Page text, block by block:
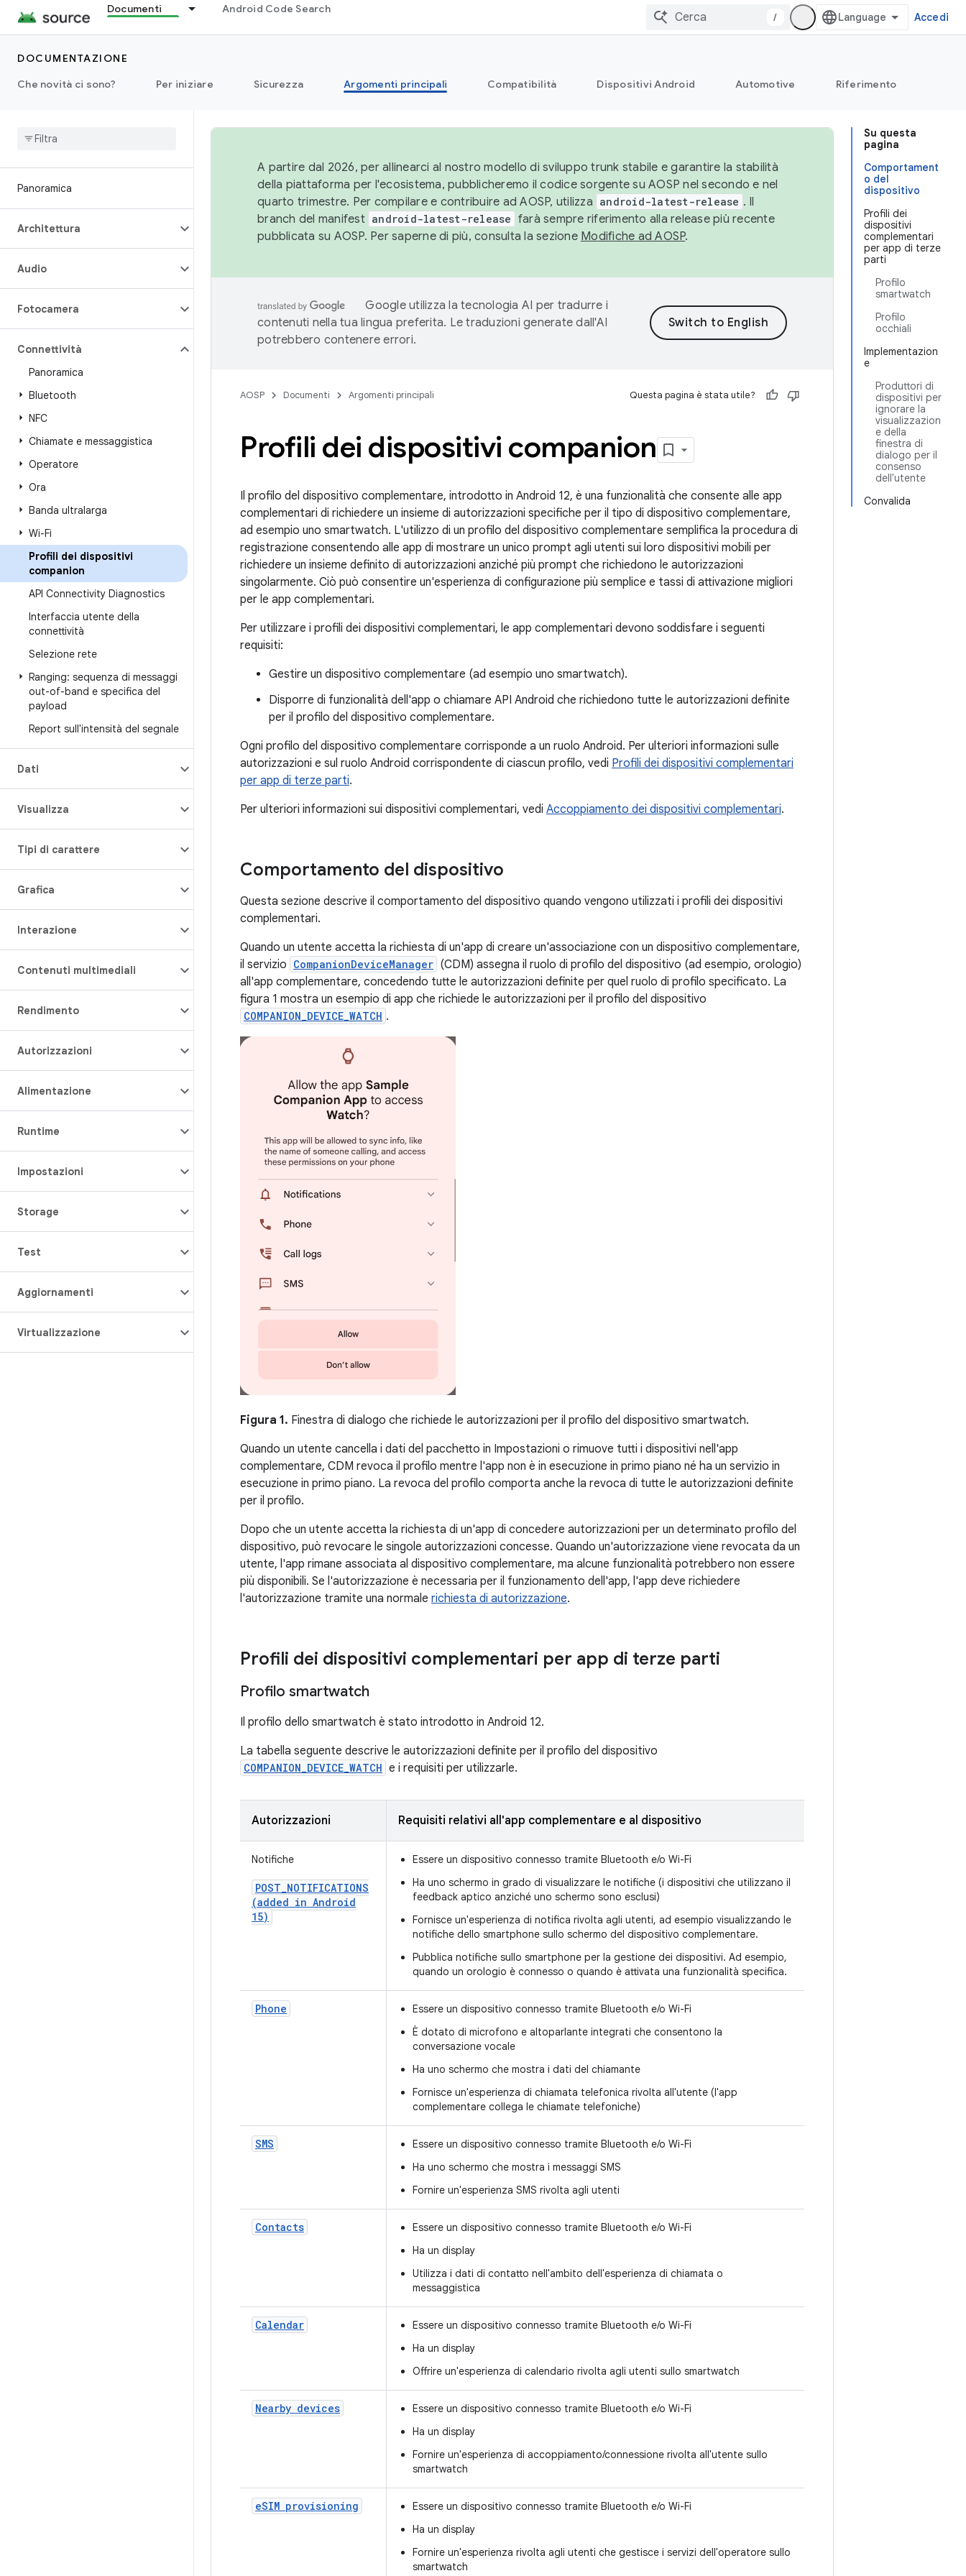
Documenti Android Code Search
/ Accedi
DOCUMENTAZIONE
Che novità ci sono?
Per iniziare Sicurezza Argomenti principali Compatibilità Dispositivi Android Automotive Riferimento
Panoramica
Architettura
Audio
Fotocamera
Connettività
Panoramica
Bluetooth
NFC
Chiamate e messaggistica
Operatore
Ora
Banda ultralarga
Wi-Fi
Profili dei dispositivi
companion
API Connectivity Diagnostics
Interfaccia utente della
connettività
Selezione rete
Ranging: sequenza di messaggi
out-of-band e specifica del
payload
Report sull'intensità del segnale
Dati
Visualizza
Tipi di carattere
Grafica
Interazione
Contenuti multimediali
Rendimento
Autorizzazioni
Alimentazione
Runtime
Impostazioni
Storage
Test
Aggiornamenti
Virtualizzazione
Su questa
pagina
Comportament
o del
dispositivo
Profili dei
dispositivi
complementari
per app di terze
parti
Profilo
smartwatch
Profilo
occhiali
Implementazion
e
Produttori di
dispositivi per
ignorare la
visualizzazion
e della
finestra di
dialogo per il
consenso
dell'utente
Convalida
A partire dal 2026, per allinearci al nostro modello di sviluppo trunk stabile e garantire la stabilità
della piattaforma per l'ecosistema, pubblicheremo il codice sorgente su AOSP nel secondo e nel
quarto trimestre. Per compilare e contribuire ad AOSP, utilizza android-latest-release . Il
branch del manifest android-latest-release farà sempre riferimento alla release più recente
pubblicata su AOSP. Per saperne di più, consulta la sezione Modifiche ad AOSP.
Google utilizza la tecnologia AI per tradurre i
contenuti nella tua lingua preferita. Le traduzioni generate dall'AI
potrebbero contenere errori.
AOSP Documenti Argomenti principali Questa pagina è stata utile?
Profili dei dispositivi companion
Il profilo del dispositivo complementare, introdotto in Android 12, è una funzionalità che consente alle app
complementari di richiedere un insieme di autorizzazioni specifiche per il tipo di dispositivo complementare,
ad esempio uno smartwatch. L'utilizzo di un profilo del dispositivo complementare semplifica la procedura di
registrazione consentendo alle app di mostrare un unico prompt agli utenti sui loro dispositivi mobili per
richiedere un insieme definito di autorizzazioni anziché più prompt che richiedono le autorizzazioni
singolarmente. Ciò può consentire un'esperienza di configurazione più semplice e tassi di attivazione migliori
per le app complementari.
Per utilizzare i profili dei dispositivi complementari, le app complementari devono soddisfare i seguenti
requisiti:
Gestire un dispositivo complementare (ad esempio uno smartwatch).
Disporre di funzionalità dell'app o chiamare API Android che richiedono tutte le autorizzazioni definite
per il profilo del dispositivo complementare.
Ogni profilo del dispositivo complementare corrisponde a un ruolo Android. Per ulteriori informazioni sulle
autorizzazioni e sul ruolo Android corrispondente di ciascun profilo, vedi Profili dei dispositivi complementari
per app di terze parti.
Per ulteriori informazioni sui dispositivi complementari, vedi Accoppiamento dei dispositivi complementari.
Comportamento del dispositivo
Questa sezione descrive il comportamento del dispositivo quando vengono utilizzati i profili dei dispositivi
complementari.
Quando un utente accetta la richiesta di un'app di creare un'associazione con un dispositivo complementare,
il servizio CompanionDeviceManager (CDM) assegna il ruolo di profilo del dispositivo (ad esempio, orologio)
all'app complementare, concedendo tutte le autorizzazioni definite per quel ruolo di profilo specificato. La
figura 1 mostra un esempio di app che richiede le autorizzazioni per il profilo del dispositivo
COMPANION_DEVICE_WATCH .
Figura 1. Finestra di dialogo che richiede le autorizzazioni per il profilo del dispositivo smartwatch.
Quando un utente cancella i dati del pacchetto in Impostazioni o rimuove tutti i dispositivi nell'app
complementare, CDM revoca il profilo mentre l'app non è in esecuzione in primo piano né ha un servizio in
esecuzione in primo piano. La revoca del profilo comporta anche la revoca di tutte le autorizzazioni definite
per il profilo.
Dopo che un utente accetta la richiesta di un'app di concedere autorizzazioni per un determinato profilo del
dispositivo, può revocare le singole autorizzazioni concesse. Quando un'autorizzazione viene revocata da un
utente, l'app rimane associata al dispositivo complementare, ma alcune funzionalità potrebbero non essere
più disponibili. Se l'autorizzazione è necessaria per il funzionamento dell'app, l'app deve richiedere
l'autorizzazione tramite una normale richiesta di autorizzazione.
Profili dei dispositivi complementari per app di terze parti
Profilo smartwatch
Il profilo dello smartwatch è stato introdotto in Android 12.
La tabella seguente descrive le autorizzazioni definite per il profilo del dispositivo
COMPANION_DEVICE_WATCH e i requisiti per utilizzarle.
Autorizzazioni Requisiti relativi all'app complementare e al dispositivo
Notifiche
POST_NOTIFICATIONS
(added in Android
15)
Essere un dispositivo connesso tramite Bluetooth e/o Wi-Fi
Ha uno schermo in grado di visualizzare le notifiche (i dispositivi che utilizzano il
feedback aptico anziché uno schermo sono esclusi)
Fornisce un'esperienza di notifica rivolta agli utenti, ad esempio visualizzando le
notifiche dello smartphone sullo schermo del dispositivo complementare.
Pubblica notifiche sullo smartphone per la gestione dei dispositivi. Ad esempio,
quando un orologio è connesso o quando è attivata una funzionalità specifica.
Phone
Essere un dispositivo connesso tramite Bluetooth e/o Wi-Fi
È dotato di microfono e altoparlante integrati che consentono la
conversazione vocale
Ha uno schermo che mostra i dati del chiamante
Fornisce un'esperienza di chiamata telefonica rivolta all'utente (l'app
complementare collega le chiamate telefoniche)
SMS
Essere un dispositivo connesso tramite Bluetooth e/o Wi-Fi
Ha uno schermo che mostra i messaggi SMS
Fornire un'esperienza SMS rivolta agli utenti
Contacts
Essere un dispositivo connesso tramite Bluetooth e/o Wi-Fi
Ha un display
Utilizza i dati di contatto nell'ambito dell'esperienza di chiamata o
messaggistica
Calendar
Essere un dispositivo connesso tramite Bluetooth e/o Wi-Fi
Ha un display
Offrire un'esperienza di calendario rivolta agli utenti sullo smartwatch
Nearby devices
Essere un dispositivo connesso tramite Bluetooth e/o Wi-Fi
Ha un display
Fornire un'esperienza di accoppiamento/connessione rivolta all'utente sullo
smartwatch
eSIM provisioning
Essere un dispositivo connesso tramite Bluetooth e/o Wi-Fi
Ha un display
Fornire un'esperienza rivolta agli utenti che gestisce i servizi dell'operatore sullo
smartwatch